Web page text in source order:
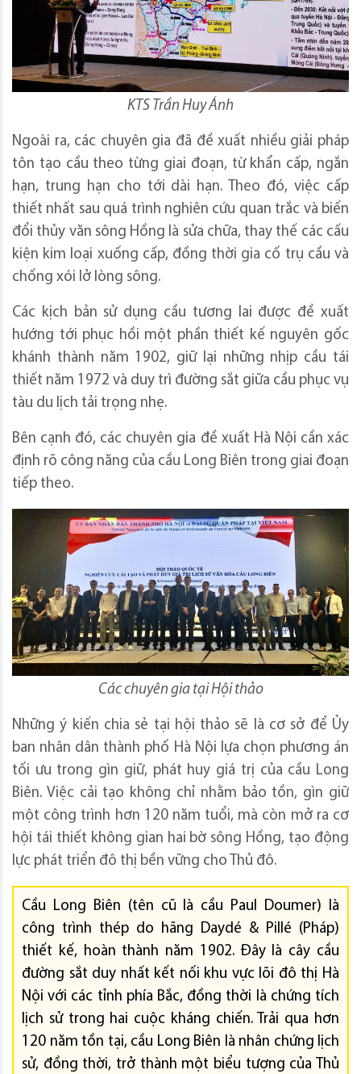
KTS Trần Huy Ánh
Ngoài ra, các chuyên gia đã đề xuất nhiều giải pháp
tôn tạo cầu theo từng giai đoạn, từ khẩn cấp, ngắn
hạn, trung hạn cho tới dài hạn. Theo đó, việc cấp
thiết nhất sau quá trình nghiên cứu quan trắc và biến
đổi thủy văn sông Hồng là sửa chữa, thay thế các cấu
kiện kim loại xuống cấp, đồng thời gia cố trụ cầu và
chống xói lở lòng sông.
Các kịch bản sử dụng cầu tương lai được đề xuất
hướng tới phục hồi một phần thiết kế nguyên gốc
khánh thành năm 1902, giữ lại những nhịp cầu tái
thiết năm 1972 và duy trì đường sắt giữa cầu phục vụ
tàu du lịch tải trọng nhẹ.
Bên cạnh đó, các chuyên gia đề xuất Hà Nội cần xác
định rõ công năng của cầu Long Biên trong giai đoạn
tiếp theo.
Các chuyên gia tại Hội thảo
Những ý kiến chia sẻ tại hội thảo sẽ là cơ sở để Ủy
ban nhân dân thành phố Hà Nội lựa chọn phương án
tối ưu trong gìn giữ, phát huy giá trị của cầu Long
Biên. Việc cải tạo không chỉ nhằm bảo tồn, gìn giữ
một công trình hơn 120 năm tuổi, mà còn mở ra cơ
hội tái thiết không gian hai bờ sông Hồng, tạo động
lực phát triển đô thị bền vững cho Thủ đô.
Cầu Long Biên (tên cũ là cầu Paul Doumer) là
công trình thép do hãng Daydé & Pillé (Pháp)
thiết kế, hoàn thành năm 1902. Đây là cây cầu
đường sắt duy nhất kết nối khu vực lõi đô thị Hà
Nội với các tỉnh phía Bắc, đồng thời là chứng tích
lịch sử trong hai cuộc kháng chiến. Trải qua hơn
120 năm tồn tại, cầu Long Biên là nhân chứng lịch
sử, đồng thời, trở thành một biểu tượng của Thủ